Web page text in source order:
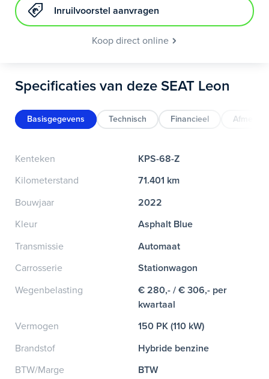
Inruilvoorstel aanvragen
Koop direct online
Specificaties van deze SEAT Leon
Basisgegevens Technisch Financieel
Kenteken
KPS-68-Z
Kilometerstand
71.401 km
Bouwjaar
2022
Kleur
Asphalt Blue
Transmissie
Automaat
Carrosserie
Stationwagon
Wegenbelasting
€ 280,- / € 306,- per
kwartaal
Vermogen
150 PK (110 kW)
Brandstof
Hybride benzine
BTW/Marge
BTW